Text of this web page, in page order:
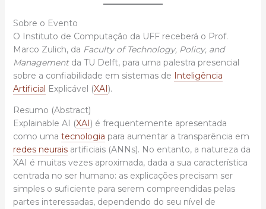
Sobre o Evento
O Instituto de Computação da UFF receberá o Prof.
Marco Zulich, da Faculty of Technology, Policy, and
Managementda TU Delft, para uma palestra presencial
sobre a confiabilidade em sistemas de
Inteligência
Artificial
Explicável (XAI ).
Resumo (Abstract)
Explainable AI (XAI ) é frequentemente apresentada
como uma tecnologia para aumentar a transparência em
redes neuraisartificiais (ANNs). No entanto, a natureza da
XAI é muitas vezes aproximada, dada a sua característica
centrada no ser humano: as explicações precisam ser
simples o suficiente para serem compreendidas pelas
partes interessadas, dependendo do seu nível de